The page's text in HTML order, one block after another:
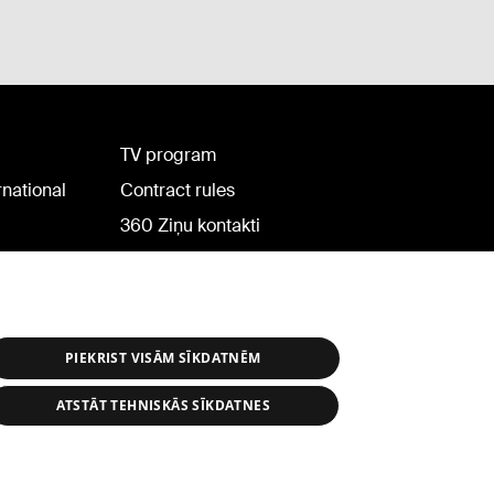
TV program
Contract rules
360 Ziņu kontakti
PIEKRIST VISĀM SĪKDATNĒM
ATSTĀT TEHNISKĀS SĪKDATNES